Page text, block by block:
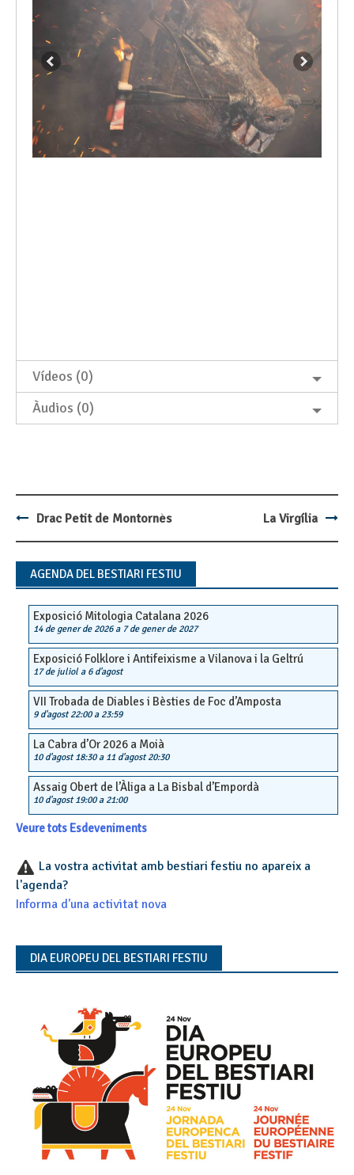
Vídeos (0)
Àudios (0)
Post
navigation
Drac Petit de Montornès La Virgília
AGENDA DEL BESTIARI FESTIU
Exposició Mitologia Catalana 2026
14 de gener de 2026a 7 de gener de 2027
Exposició Folklore i Antifeixisme a Vilanova i la Geltrú
17 de juliola 6 d'agost
VII Trobada de Diables i Bèsties de Foc d’Amposta
9 d'agost 22:00a 23:59
La Cabra d’Or 2026 a Moià
10 d'agost 18:30a 11 d'agost 20:30
Assaig Obert de l’Àliga a La Bisbal d’Empordà
10 d'agost 19:00a 21:00
Veure tots Esdeveniments
La vostra activitat amb bestiari festiu no apareix a
l'agenda?
Informa d'una activitat nova
DIA EUROPEU DEL BESTIARI FESTIU